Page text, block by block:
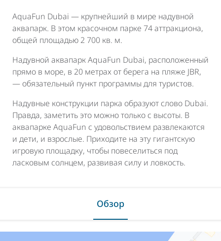
AquaFun Dubai — крупнейший в мире надувной
аквапарк. В этом красочном парке 74 аттракциона,
общей площадью 2 700 кв. м.
Надувной аквапарк AquaFun Dubai, расположенный
прямо в море, в 20 метрах от берега на пляже JBR,
— обязательный пункт программы для туристов.
Надувные конструкции парка образуют слово Dubai.
Правда, заметить это можно только с высоты. В
аквапарке AquaFun с удовольствием развлекаются
и дети, и взрослые. Приходите на эту гигантскую
игровую площадку, чтобы повеселиться под
ласковым солнцем, развивая силу и ловкость.
Обзор